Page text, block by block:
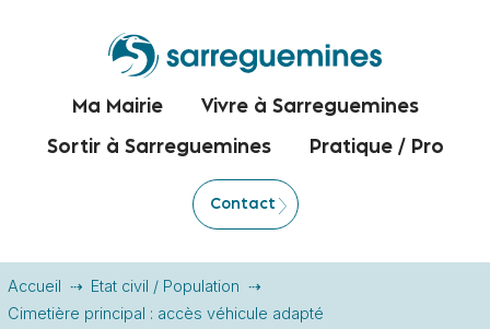
Ma Mairie Vivre à Sarreguemines
Sortir à Sarreguemines Pratique / Pro
Contact
Accueil
Etat civil / Population
Cimetière principal : accès véhicule adapté